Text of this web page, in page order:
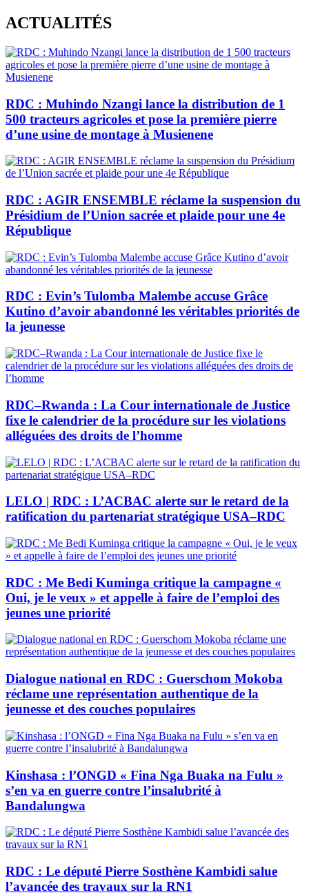
Skip
to
content
ACTUALITÉS
RDC : Muhindo Nzangi lance la distribution de 1
500 tracteurs agricoles et pose la première pierre
d’une usine de montage à Musienene
RDC : AGIR ENSEMBLE réclame la suspension du
Présidium de l’Union sacrée et plaide pour une 4e
République
RDC : Evin’s Tulomba Malembe accuse Grâce
Kutino d’avoir abandonné les véritables priorités de
la jeunesse
RDC–Rwanda : La Cour internationale de Justice
fixe le calendrier de la procédure sur les violations
alléguées des droits de l’homme
LELO | RDC : L’ACBAC alerte sur le retard de la
ratification du partenariat stratégique USA–RDC
RDC : Me Bedi Kuminga critique la campagne «
Oui, je le veux » et appelle à faire de l’emploi des
jeunes une priorité
Dialogue national en RDC : Guerschom Mokoba
réclame une représentation authentique de la
jeunesse et des couches populaires
Kinshasa : l’ONGD « Fina Nga Buaka na Fulu »
s’en va en guerre contre l’insalubrité à
Bandalungwa
RDC : Le député Pierre Sosthène Kambidi salue
l’avancée des travaux sur la RN1